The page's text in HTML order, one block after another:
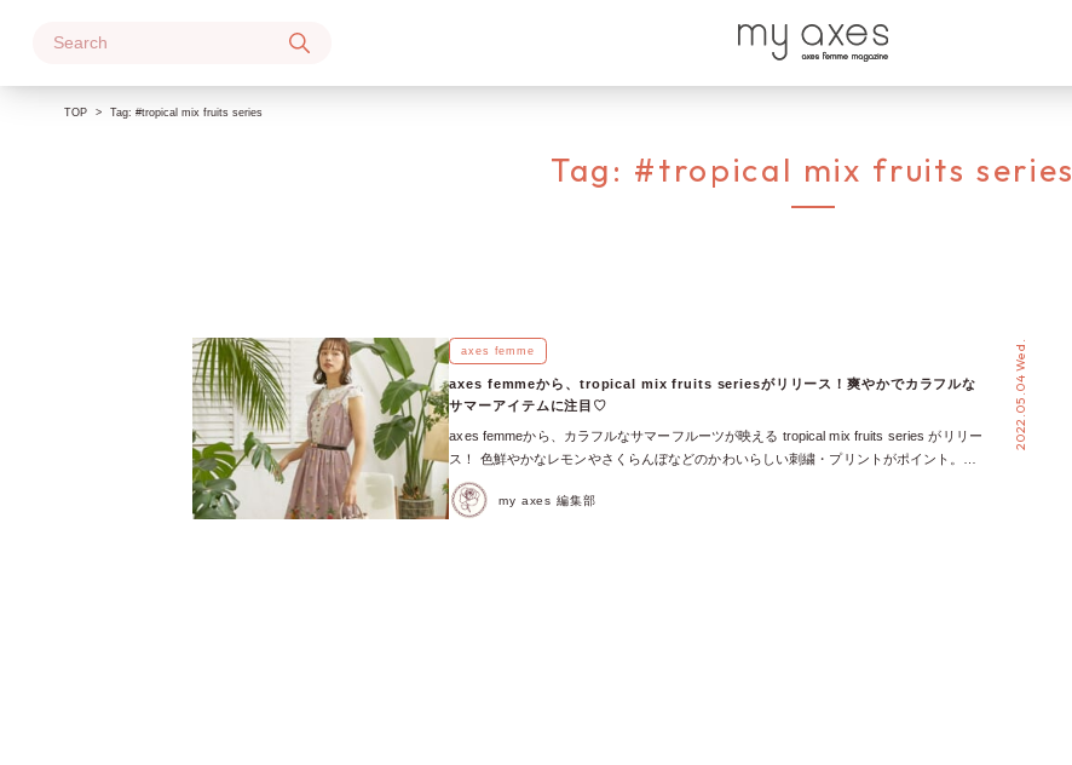
TOP Tag:#tropical mix fruits series
Tag: #tropical mix fruits series
axes femme
axes femmeから、tropical mix fruits seriesがリリース！爽やかでカラフルな
サマーアイテムに注目♡
axes femmeから、カラフルなサマーフルーツが映える tropical mix fruits series がリリー
ス！ 色鮮やかなレモンやさくらんぼなどのかわいらしい刺繍・プリントがポイント。
axes femme Summer Collectionの最新作で、夏のリゾートスタイルを先取りしましょ♡
ワンピース、ブラウス、スカートを展開していて、それぞれ相性抜群なので、揃えて着
my axes 編集部
2022.05.04 Wed.